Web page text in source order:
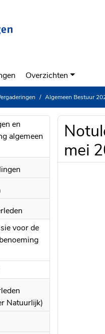
Overzichten
Algemeen Bestuur
en
algemeen
voor de
Natuurlijk)
mei